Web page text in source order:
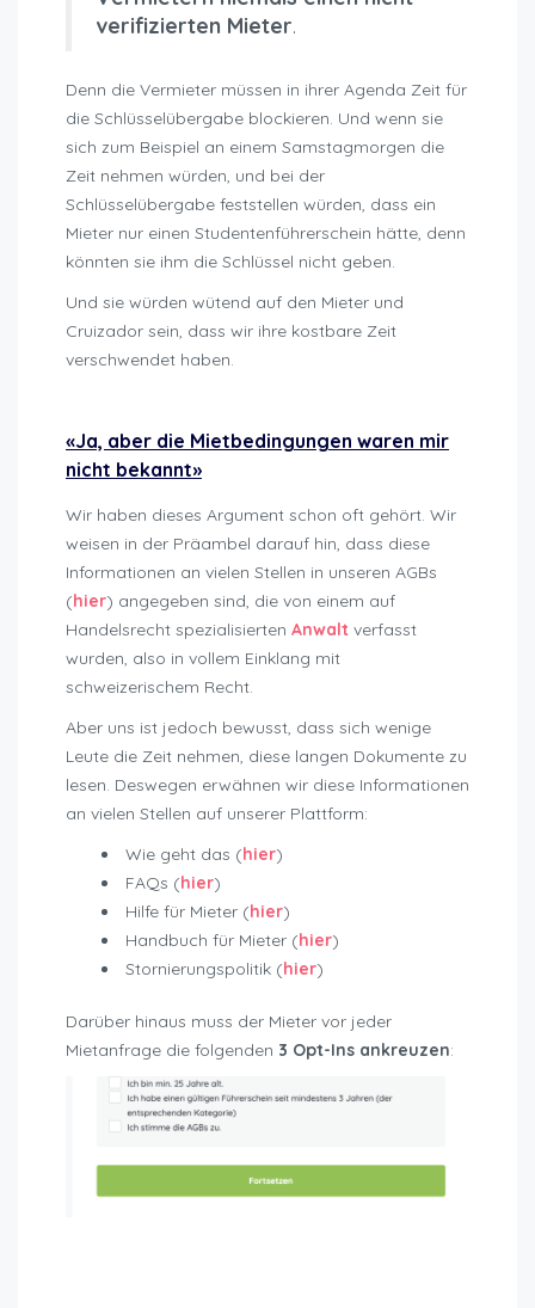
verifizierten Mieter.
Denn die Vermieter müssen in ihrer Agenda Zeit für
die Schlüsselübergabe blockieren. Und wenn sie
sich zum Beispiel an einem Samstagmorgen die
Zeit nehmen würden, und bei der
Schlüsselübergabe feststellen würden, dass ein
Mieter nur einen Studentenführerschein hätte, denn
könnten sie ihm die Schlüssel nicht geben.
Und sie würden wütend auf den Mieter und
Cruizador sein, dass wir ihre kostbare Zeit
verschwendet haben.
«Ja, aber die Mietbedingungen waren mir
nicht bekannt»
Wir haben dieses Argument schon oft gehört. Wir
weisen in der Präambel darauf hin, dass diese
Informationen an vielen Stellen in unseren AGBs
(hier) angegeben sind, die von einem auf
Handelsrecht spezialisierten Anwalt verfasst
wurden, also in vollem Einklang mit
schweizerischem Recht.
Aber uns ist jedoch bewusst, dass sich wenige
Leute die Zeit nehmen, diese langen Dokumente zu
lesen. Deswegen erwähnen wir diese Informationen
an vielen Stellen auf unserer Plattform:
Wie geht das (hier)
FAQs (hier)
Hilfe für Mieter (hier)
Handbuch für Mieter (hier)
Stornierungspolitik (hier)
Darüber hinaus muss der Mieter vor jeder
Mietanfrage die folgenden 3 Opt-Ins ankreuzen: